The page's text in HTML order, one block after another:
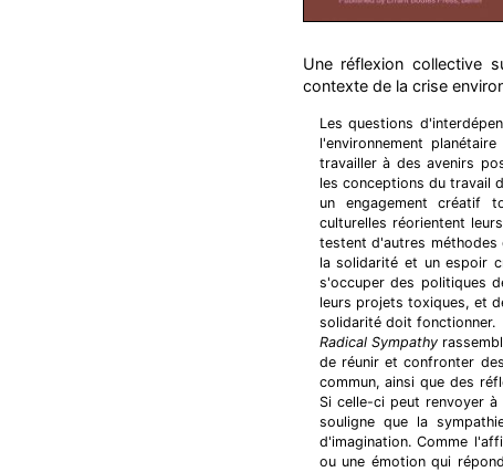
Une réflexion collective
contexte de la crise
Les questions
l'environnement
travailler à des avenirs
les conceptions du travail
un engagement créatif
culturelles réorientent
testent d'autres méthodes
la solidarité et un espoir
s'occuper des politiques
leurs projets toxiques, et
solidarité doit fonctionner.
Radical Sympathy
de réunir et confronter
commun, ainsi que des
Si celle-ci peut renvoyer
souligne que la
d'imagination. Comme
ou une émotion qui